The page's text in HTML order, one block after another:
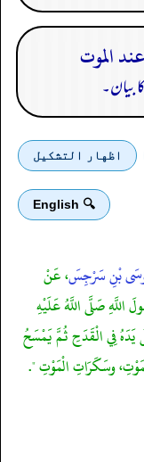
اظهار التشكيل
🔍 English
بْنِ سَرْجِسَ، عَنْ
اللَّهِ صَلَّى اللَّهُ عَلَيْهِ
يَدَهُ فِي الْقَدَحِ ثُمَّ يَمْسَحُ
وسَكَرَاتِ الْمَوْتِ ".